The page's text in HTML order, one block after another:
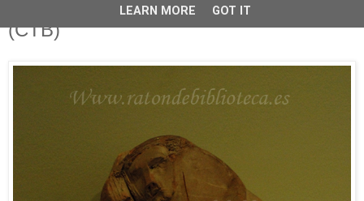
Afluentes 68 e Ilustrísimos, Ilustrados
(CTB)
LEARN MORE GOT IT